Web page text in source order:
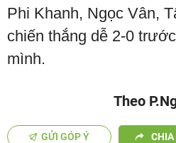
Phi Khanh, Ngọc Vân,
chiến thắng dễ 2-0
mình.
Theo
GỬI GÓP Ý CHIA